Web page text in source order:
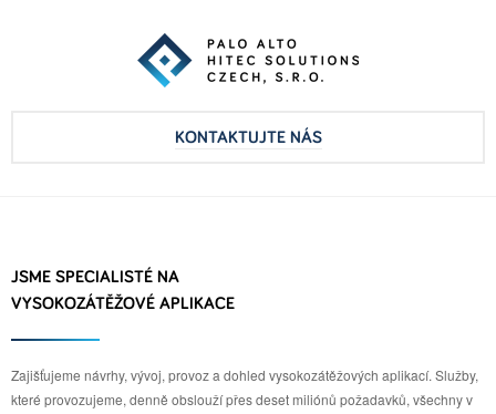
KONTAKTUJTE NÁS
JSME SPECIALISTÉ NA
VYSOKOZÁTĚŽOVÉ APLIKACE
Zajišťujeme návrhy, vývoj, provoz a dohled vysokozátěžových aplikací. Služby,
které provozujeme, denně obslouží přes deset miliónů požadavků, všechny v